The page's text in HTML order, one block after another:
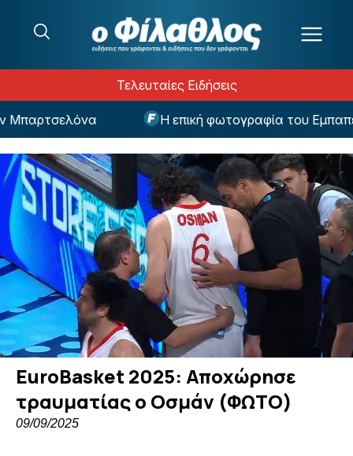
Τελευταίες Ειδήσεις
Η επική φωτογραφία του Εμπαπέ
EuroBasket 2025: Αποχώρησε
τραυματίας ο Οσμάν (ΦΩΤΟ)
09/09/2025